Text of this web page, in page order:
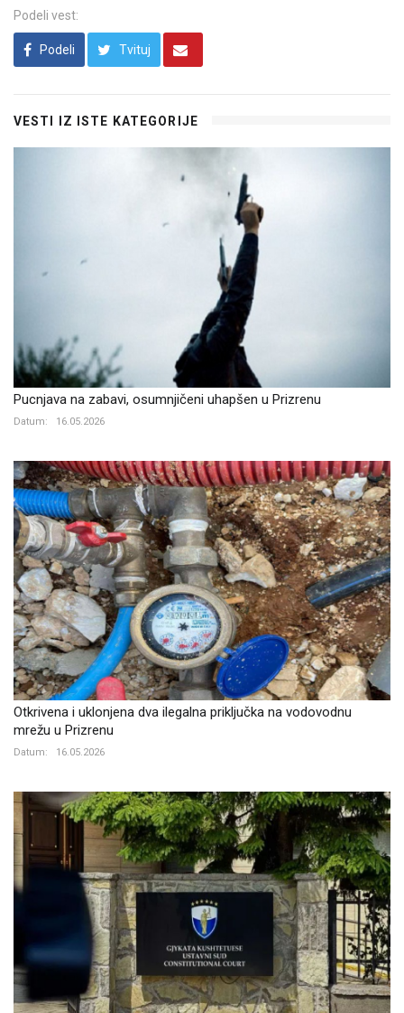
Podeli vest:
Podeli Tvituj
VESTI IZ ISTE KATEGORIJE
Pucnjava na zabavi, osumnjičeni uhapšen u Prizrenu
Datum: 16.05.2026
Otkrivena i uklonjena dva ilegalna priključka na vodovodnu
mrežu u Prizrenu
Datum: 16.05.2026